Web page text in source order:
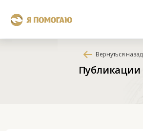
Вернуться назад
Публикации